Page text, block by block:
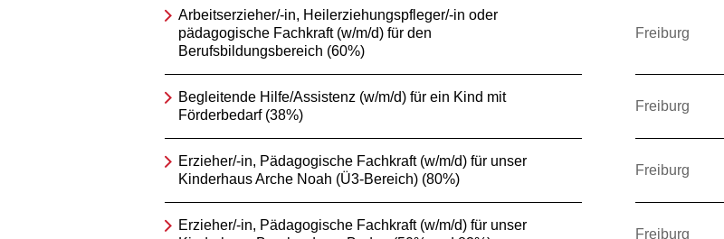
Arbeitserzieher/-in, Heilerziehungspfleger/-in oder
pädagogische Fachkraft (w/m/d) für den
Berufsbildungsbereich (60%)
Freiburg
Begleitende Hilfe/Assistenz (w/m/d) für ein Kind mit
Förderbedarf (38%)
Freiburg
Erzieher/-in, Pädagogische Fachkraft (w/m/d) für unser
Kinderhaus Arche Noah (Ü3-Bereich) (80%)
Freiburg
Erzieher/-in, Pädagogische Fachkraft (w/m/d) für unser
Freiburg